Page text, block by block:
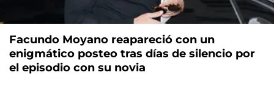
Facundo Moyano reapareció con un
enigmático posteo tras días de silencio por
el episodio con su novia